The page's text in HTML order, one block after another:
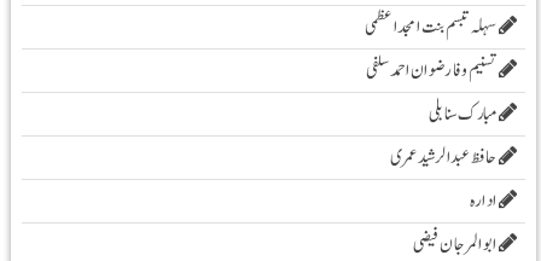
سہلہ تبسم بنت امجد اعظمی
تسنیم وفا رضوان احمد سلفی
مبارک سنابلی
حافظ عبدالرشید عمری
ادارہ
ابوالمرجان فیضی